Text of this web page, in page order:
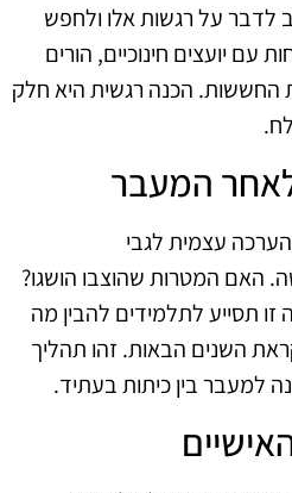
לדבר על רגשות אלו ולחפש
עם יועצים חינוכיים, הורים
החששות. הכנה רגשית היא חלק
המעבר
עצמית לגבי
האם המטרות שהוצבו הושגו?
תסייע לתלמידים להבין מה
השנים הבאות. זהו תהליך
למעבר בין כיתות בעתיד.